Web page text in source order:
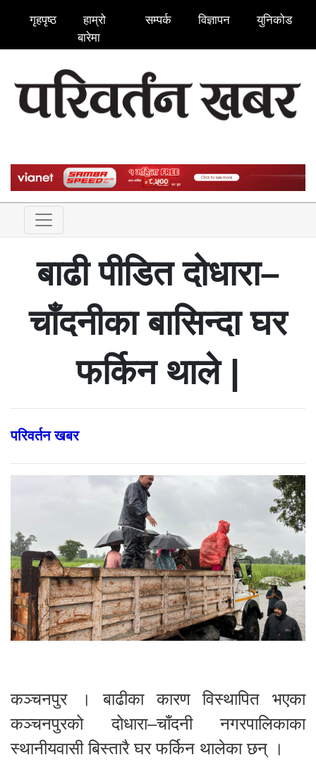
गृहपृष्ठ
हाम्रो
बारेमा
सम्पर्क विज्ञापन युनिकोड
बाढी पीडित दोधारा–
चाँदनीका बासिन्दा घर
फर्किन थाले |
परिवर्तन खबर
कञ्चनपुर । बाढीका कारण विस्थापित भएका
कञ्चनपुरको दोधारा–चाँदनी नगरपालिकाका
स्थानीयवासी बिस्तारै घर फर्किन थालेका छन् ।